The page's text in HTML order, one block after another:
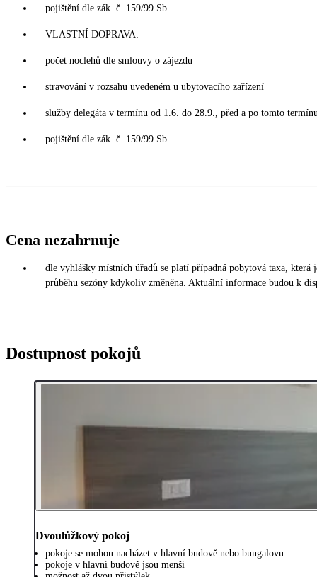
pojištění dle zák. č. 159/99 Sb.
VLASTNÍ DOPRAVA:
počet noclehů dle smlouvy o zájezdu
stravování v rozsahu uvedeném u ubytovacího zařízení
služby delegáta v termínu od 1.6. do 28.9., před a po tomto
pojištění dle zák. č. 159/99 Sb.
Cena nezahrnuje
dle vyhlášky místních úřadů se platí případná pobytová taxa,
průběhu sezóny kdykoliv změněna. Aktuální informace budou k
Dostupnost pokojů
Dvoulůžkový pokoj
pokoje se mohou nacházet v hlavní budově nebo bungalovu
pokoje v hlavní budově jsou menší